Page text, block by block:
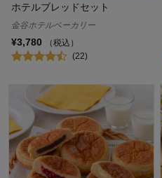
ホテルブレッドセット
金谷ホテルベーカリー
¥3,780
（税込）
(22)